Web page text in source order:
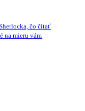
čo čítať
na mieru vám